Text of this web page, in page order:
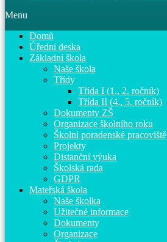
Menu
Domů
Úřední deska
Základní škola
Naše škola
Třídy
Třída I (1., 2. ročník)
Třída II (4., 5. ročník)
Dokumenty ZŠ
Organizace školního roku
Školní poradenské pracoviště
Projekty
Distanční výuka
Školská rada
GDPR
Mateřská škola
Naše školka
Užitečné informace
Dokumenty
Organizace